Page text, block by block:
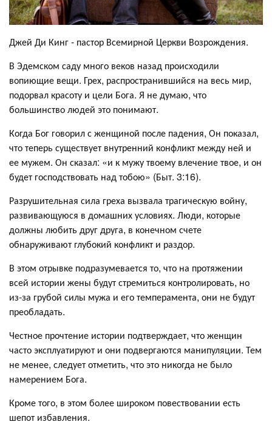
Джей Ди Кинг - пастор Всемирной Церкви Возрождения.
В Эдемском саду много веков назад происходили
вопиющие вещи. Грех, распространившийся на весь мир,
подорвал красоту и цели Бога. Я не думаю, что
большинство людей это понимают.
Когда Бог говорил с женщиной после падения, Он показал,
что теперь существует внутренний конфликт между ней и
ее мужем. Он сказал: «и к мужу твоему влечение твое, и он
будет господствовать над тобою» (Быт. 3:16).
Разрушительная сила греха вызвала трагическую войну,
развивающуюся в домашних условиях. Люди, которые
должны любить друг друга, в конечном счете
обнаруживают глубокий конфликт и раздор.
В этом отрывке подразумевается то, что на протяжении
всей истории жены будут стремиться контролировать, но
из-за грубой силы мужа и его темперамента, они не будут
преобладать.
Честное прочтение истории подтверждает, что женщин
часто эксплуатируют и они подвергаются манипуляции. Тем
не менее, следует отметить, что это никогда не было
намерением Бога.
Кроме того, в этом более широком повествовании есть
шепот избавления.